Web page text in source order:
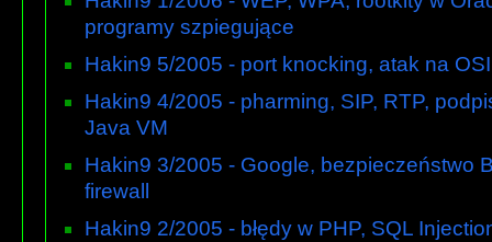
programy szpiegujące
Hakin9 5/2005 - port knocking, atak na
Hakin9 4/2005 - pharming, SIP, RTP,
Java VM
Hakin9 3/2005 - Google, bezpieczeństwo
firewall
Hakin9 2/2005 - błędy w PHP, SQL